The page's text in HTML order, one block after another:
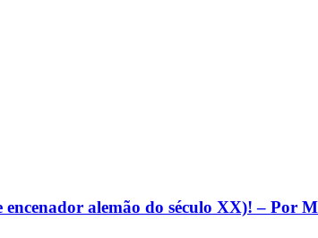
alemão do século XX)! – Por